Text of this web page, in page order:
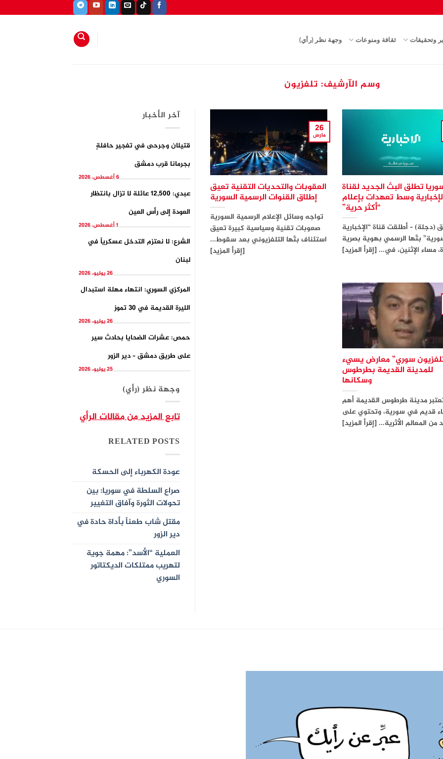
وتحقيقات ثقافة ومنوعات وجهة نظر (رأي)
وسم الآرشيف: تلفزيون
تطلق البث الجديد لقناة
وسط تعهدات بإعلام
“أكثر حرية”
(دجلة) – أطلقت قناة “الإخبارية
بثّها الرسمي بهوية بصرية
مساء الإثنين، في... [إقرأ المزيد]
العقوبات والتحديات التقنية تعيق
إطلاق القنوات الرسمية السورية
تواجه وسائل الإعلام الرسمية السورية
صعوبات تقنية وسياسية كبيرة تعيق
استئناف بثّها التلفزيوني بعد سقوط...
[إقرأ المزيد]
26
مارس
سوري” معارض يسيء
للمدينة القديمة بطرطوس
وسكانها
مدينة طرطوس القديمة أهم
قديم في سورية، وتحتوي على
من المعالم الأثرية... [إقرأ المزيد]
آخر الأخبار
قتيلان وجرحى في تفجيرِ حافلةٍ
بجرمانا قرب دمشق
6 أغسطس، 2026
عبدي: 12,500 عائلة لا تزال بانتظار
العودة إلى رأس العين
1 أغسطس، 2026
الشرع: لا نعتزم التدخل عسكرياً في
لبنان
26 يوليو، 2026
المركزي السوري: انتهاء مهلة استبدال
الليرة القديمة في 30 تموز
26 يوليو، 2026
حمص: عشرات الضحايا بحادث سير
على طريق دمشق – دير الزور
25 يوليو، 2026
وجهة نظر (رأي)
تابع المزيد من مقالات الرأي
RELATED POSTS
عودة الكهرباء إلى الحسكة
صراع السلطة في سوريا: بين
تحولات الثورة وآفاق التغيير
مقتل شاب طعناً بأداة حادة في
دير الزور
العملية “الأسد”: مهمة جوية
لتهريب ممتلكات الديكتاتور
السوري